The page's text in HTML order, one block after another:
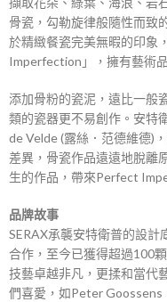
骨瓷，勾勒旋律般隨性而致
於精緻餐瓷完美無暇的印象
Imperfection」，擁有藝術
添加骨粉的瓷泥，遠比一般
類的瓷器更不易創作。安特
de Velde (露絲．范德維德)
差異，骨瓷作品遠遠地脫離
生的作品，帶來Perfect
品牌故事
SERAX承襲安特衛普的設
合作，至今已獲得超過100
技藝卓越非凡，更揉和當代
們喜愛，如Peter Goossens